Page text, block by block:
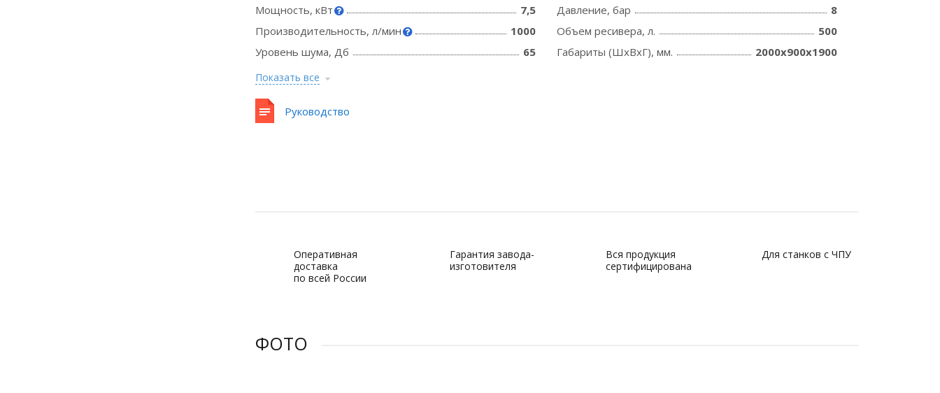
Мощность, кВт 7,5 Давление, бар
8
Производительность, л/мин
1000 Объем ресивера, л.
500
Уровень шума, Дб
65 Габариты (ШхВхГ), мм. 2000x900x1900
Показать все
Руководство
Оперативная
доставка
по всей России
Гарантия завода-
изготовителя
Вся продукция
сертифицирована
Для станков с ЧПУ
ФОТО